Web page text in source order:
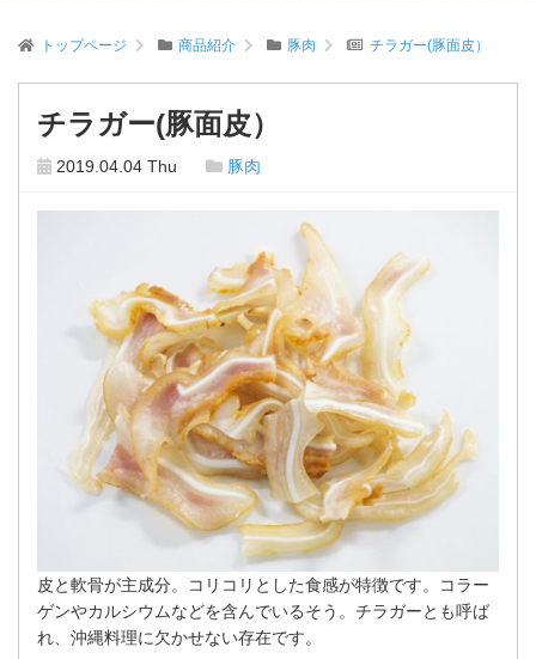
トップページ 商品紹介 豚肉 チラガー(豚面皮）
チラガー(豚面皮）
2019.04.04 Thu 豚肉
皮と軟骨が主成分。コリコリとした食感が特徴です。コラー
ゲンやカルシウムなどを含んでいるそう。チラガーとも呼ば
れ、沖縄料理に欠かせない存在です。